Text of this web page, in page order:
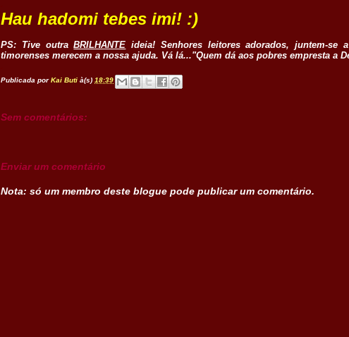
Hau hadomi tebes imi! :)
PS: Tive outraBRILHANTE ideia! Senhores leitores adorados, juntem-
timorenses merecem a nossa ajuda. Vá lá..."Quem dá aos pobres empresta a
Publicada porKai Buti à(s) 18:39
Sem comentários:
Enviar um comentário
Nota: só um membro deste blogue pode publicar um comentário.